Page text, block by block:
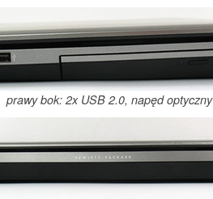
prawy bok: 2x USB 2.0, napęd optyczny